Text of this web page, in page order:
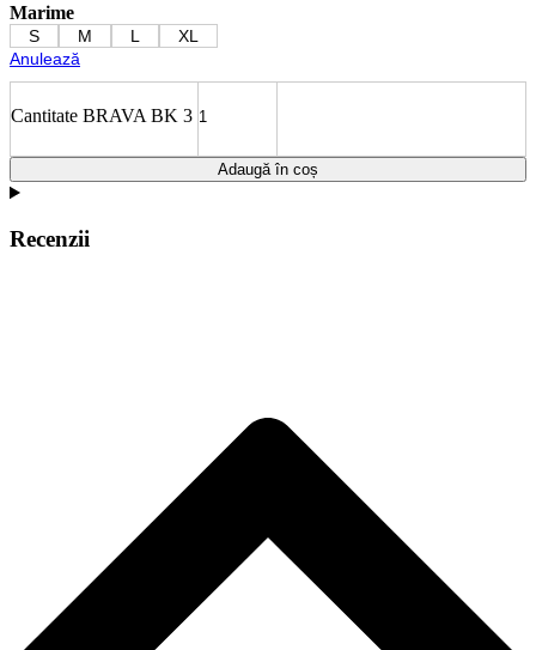
Marime
S M L
XL
Anulează
Cantitate BRAVA BK 3
Adaugă în coș
Recenzii